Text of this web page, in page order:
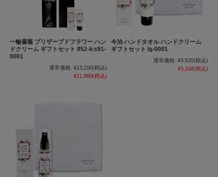
一輪薔薇 プリザーブドフラワー ハン
ドクリーム ギフトセット lf52-lcs91-
0001
通常価格: ¥13,200(税込)
¥11,880(税込)
今治 ハンドタオル ハンドクリーム
ギフトセット lg-0001
通常価格: ¥3,520(税込)
¥3,168(税込)